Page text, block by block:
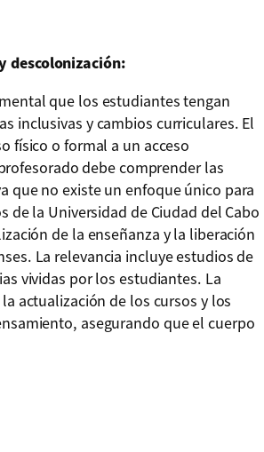
descolonización:
que los estudiantes tengan
inclusivas y cambios curriculares. El
físico o formal a un acceso
debe comprender las
que no existe un enfoque único para
la Universidad de Ciudad del Cabo
de la enseñanza y la liberación
La relevancia incluye estudios de
vividas por los estudiantes. La
actualización de los cursos y los
asegurando que el cuerpo